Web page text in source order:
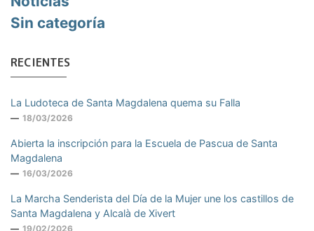
Sin categoría
RECIENTES
La Ludoteca de Santa Magdalena quema su Falla
18/03/2026
Abierta la inscripción para la Escuela de Pascua de Santa
Magdalena
16/03/2026
La Marcha Senderista del Día de la Mujer une los castillos de
Santa Magdalena y Alcalà de Xivert
19/02/2026